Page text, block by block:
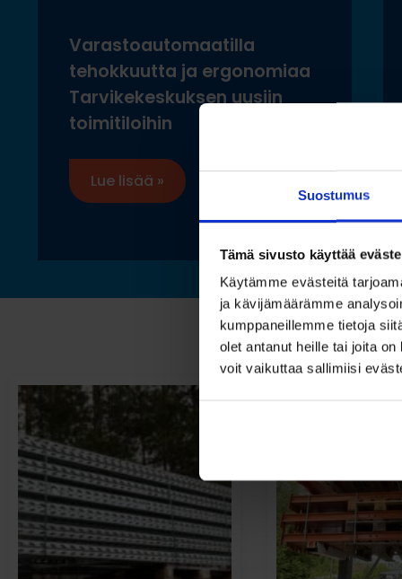
Suostumus
Tämä sivusto käyttää
Käytämme evästeitä
ja kävijämäärämme
kumppaneillemme tietoja
olet antanut heille tai joita
voit vaikuttaa sallimiisi
Varastoautomaatilla
tehokkuutta ja ergonomiaa
Tarvikekeskuksen uusiin
toimitiloihin
Lue lisää »